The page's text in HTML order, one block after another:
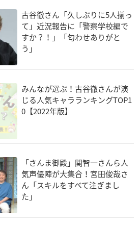
ラゴンボール 最強
への道
ヤムチャ
ブラック・ジャック
＜OVA＞
ラゴンボール 摩訶
ヤムチャ 聖ニ
古谷徹さん「久しぶりに5人揃っ
て」近況報告に「警察学校編で
すか？！」「匂わせありがと
う」
みんなが選ぶ！古谷徹さんが演
じる人気キャラランキングTOP1
0【2022年版】
「さんま御殿」関智一さんら人
気声優陣が大集合！宮田俊哉さ
ん「スキルをすべて注ぎまし
た」